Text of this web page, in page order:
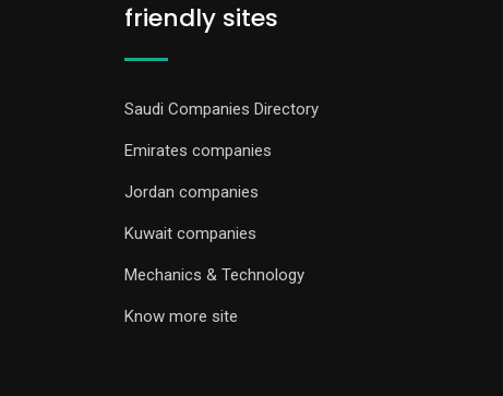
friendly sites
Saudi Companies Directory
Emirates companies
Jordan companies
Kuwait companies
Mechanics & Technology
Know more site